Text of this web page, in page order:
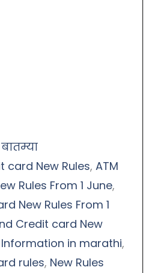
बातम्या
card New Rules, ATM
Rules From 1 June,
New Rules From 1
Credit card New
Information in marathi,
rules, New Rules